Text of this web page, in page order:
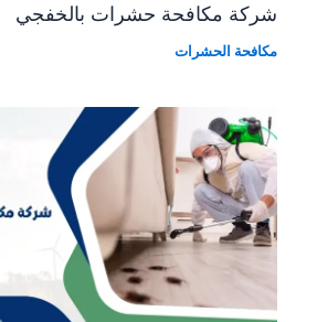
شركة مكافحة حشرات بالخفجي
مكافحة الحشرات